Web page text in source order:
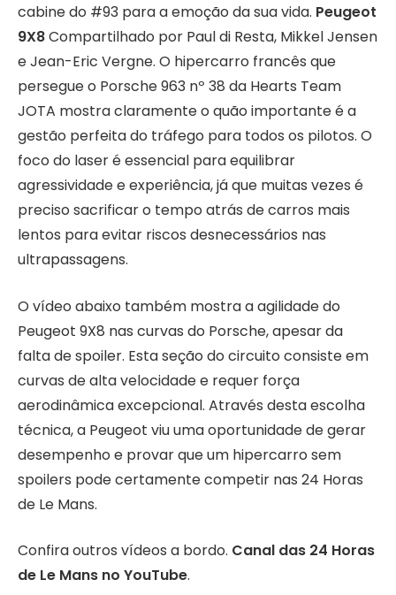
cabine do #93 para a emoção da sua vida. Peugeot
9X8Compartilhado por Paul di Resta, Mikkel Jensen
e Jean-Eric Vergne. O hipercarro francês que
persegue o Porsche 963 nº 38 da Hearts Team
JOTA mostra claramente o quão importante é a
gestão perfeita do tráfego para todos os pilotos. O
foco do laser é essencial para equilibrar
agressividade e experiência, já que muitas vezes é
preciso sacrificar o tempo atrás de carros mais
lentos para evitar riscos desnecessários nas
ultrapassagens.
O vídeo abaixo também mostra a agilidade do
Peugeot 9X8 nas curvas do Porsche, apesar da
falta de spoiler. Esta seção do circuito consiste em
curvas de alta velocidade e requer força
aerodinâmica excepcional. Através desta escolha
técnica, a Peugeot viu uma oportunidade de gerar
desempenho e provar que um hipercarro sem
spoilers pode certamente competir nas 24 Horas
de Le Mans.
Confira outros vídeos a bordo. Canal das 24 Horas
de Le Mans no YouTube.